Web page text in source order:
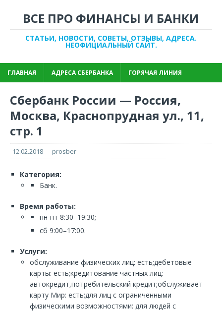
ВСЕ ПРО ФИНАНСЫ И БАНКИ
СТАТЬИ, НОВОСТИ, СОВЕТЫ, ОТЗЫВЫ, АДРЕСА.
НЕОФИЦИАЛЬНЫЙ САЙТ.
ГЛАВНАЯ АДРЕСА СБЕРБАНКА ГОРЯЧАЯ ЛИНИЯ
Сбербанк России — Россия,
Москва, Краснопрудная ул., 11,
стр. 1
12.02.2018 prosber
Категория:
Банк.
Время работы:
пн-пт 8:30–19:30;
сб 9:00–17:00.
Услуги:
обслуживание физических лиц: есть;дебетовые
карты: есть;кредитование частных лиц:
автокредит,потребительский кредит;обслуживает
карту Мир: есть;для лиц с ограниченными
физическими возможностями: для людей с